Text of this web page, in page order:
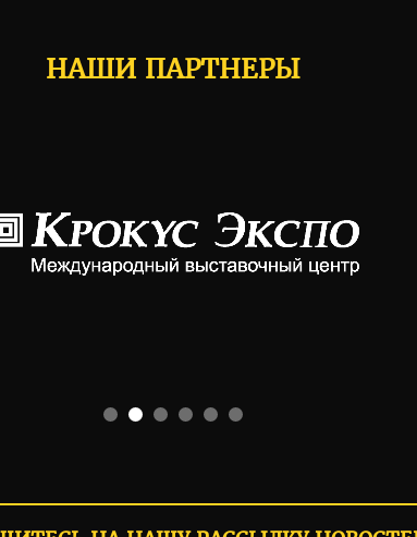
НАШИ ПАРТНЕРЫ